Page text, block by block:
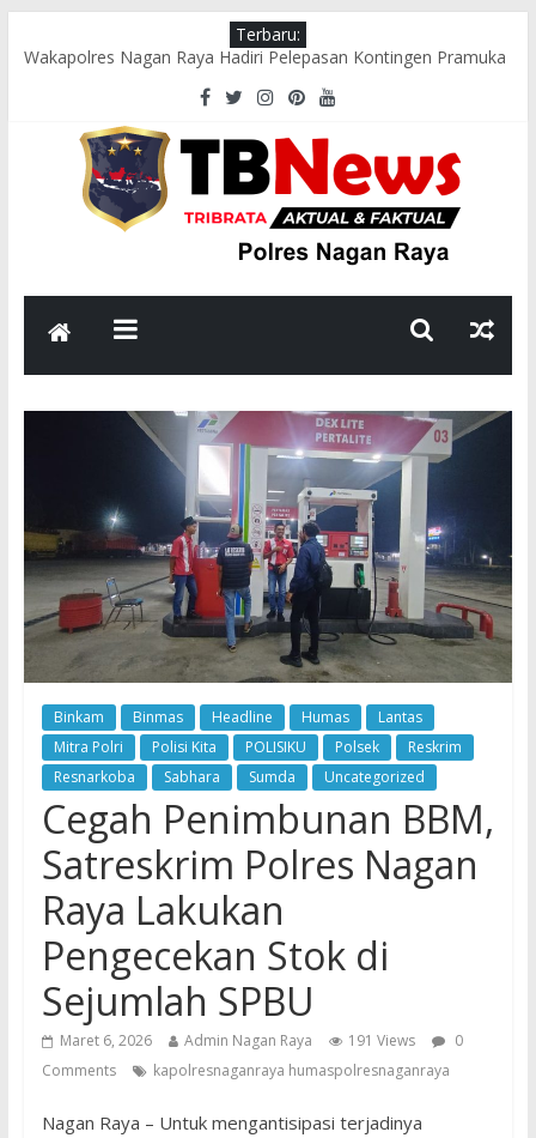
Terbaru:
Wakapolres Nagan Raya Hadiri Pelepasan Kontingen Pramuka
Menuju Cibubur di Pendopo Bupati
Polsek Seunagan Timur Gelar Pengaturan Lalu Lintas Pagi di
Lokasi Rawan Kecelakaan dan Kemacetan
Polsek Tadu Raya Sambangi Dapur MBG, Pastikan Kebersihan
dan Kelayakan Pengolahan Makanan
sambut HUT ke-81 RI, Bhabinkamtibmas Polsek Seunagan
Ajak Warga Kibarkan Bendera Merah Putih
Polsek Kuala Polres Nagan Raya Gelar Patroli dan Sosialisasi
Pencegahan Karhutla
Binkam Binmas Headline Humas
Lantas
Mitra Polri
Polisi Kita POLISIKU Polsek
Reskrim
Resnarkoba
Sabhara Sumda Uncategorized
Cegah Penimbunan BBM,
Satreskrim Polres Nagan
Raya Lakukan
Pengecekan Stok di
Sejumlah SPBU
Maret 6, 2026 Admin Nagan Raya 191 Views
0
Comments
kapolresnaganraya humaspolresnaganraya
Nagan Raya – Untuk mengantisipasi terjadinya